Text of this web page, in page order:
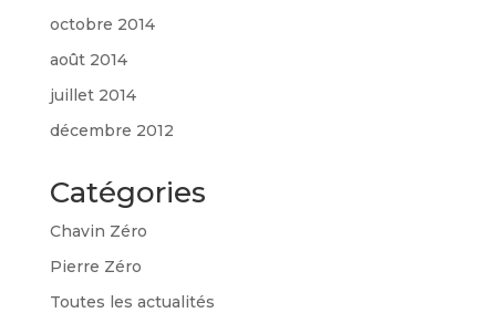
octobre 2014
août 2014
juillet 2014
décembre 2012
Catégories
Chavin Zéro
Pierre Zéro
Toutes les actualités